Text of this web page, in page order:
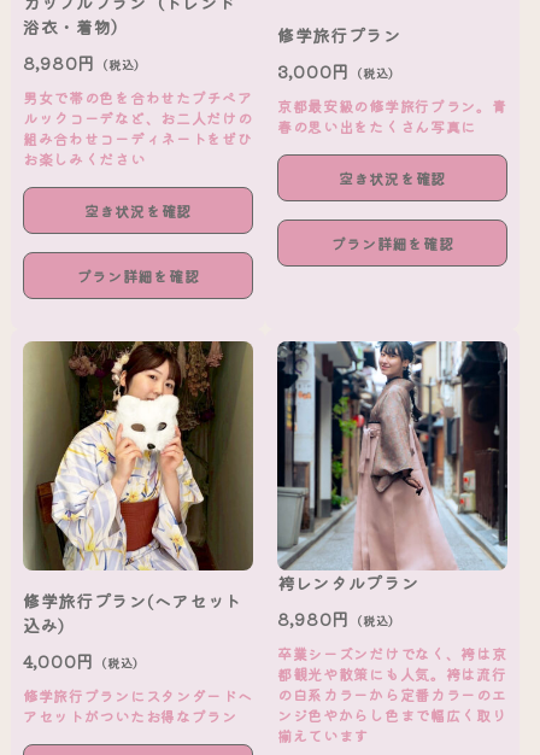
浴衣・着物）
8,980円 （税込）
男女で帯の色を合わせたプチペア
ルックコーデなど、お二人だけの
組み合わせコーディネートをぜひ
お楽しみください
空き状況を確認
プラン詳細を確認
修学旅行プラン
3,000円 （税込）
京都最安級の修学旅行プラン。青
春の思い出をたくさん写真に
空き状況を確認
プラン詳細を確認
修学旅行プラン(ヘアセット
込み)
4,000円 （税込）
修学旅行プランにスタンダードヘ
アセットがついたお得なプラン
袴レンタルプラン
8,980円 （税込）
卒業シーズンだけでなく、袴は京
都観光や散策にも人気。袴は流行
の白系カラーから定番カラーのエ
ンジ色やからし色まで幅広く取り
揃えています